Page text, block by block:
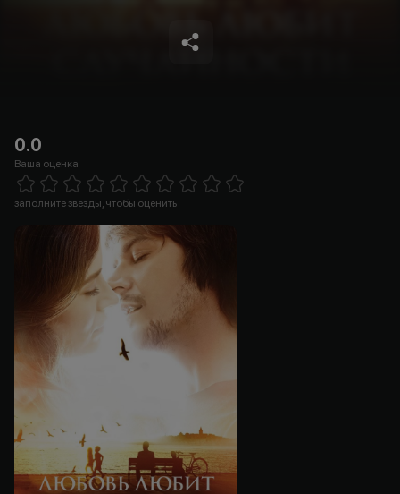
0.0
Ваша оценка
5 Stars
заполните звезды, чтобы оценить